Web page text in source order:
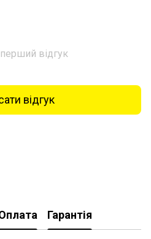
відгук
відгук
Гарантія